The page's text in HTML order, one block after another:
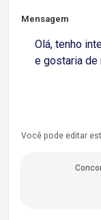
Mensagem
Você pode editar